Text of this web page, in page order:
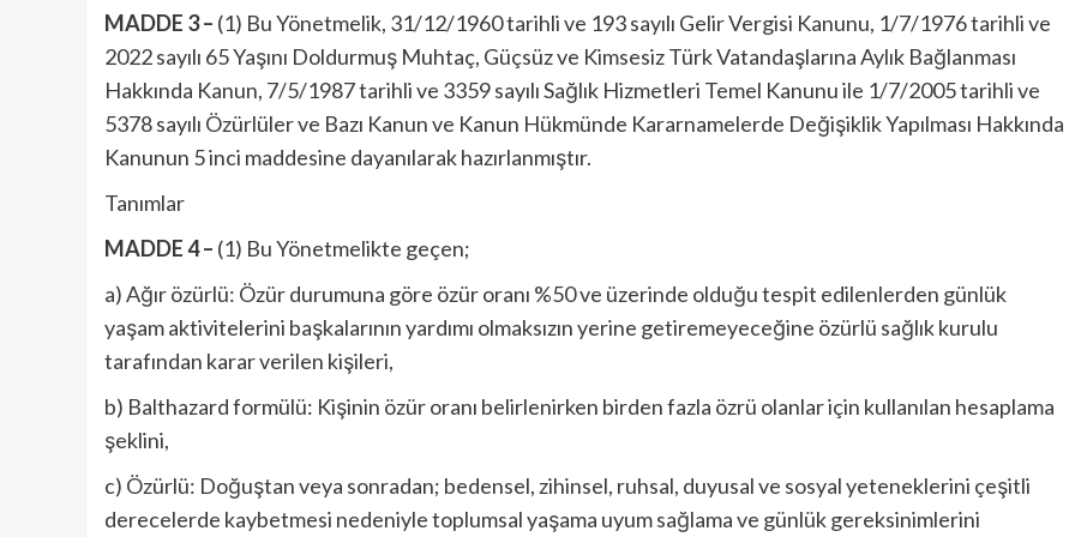
MADDE 3 – (1) Bu Yönetmelik, 31/12/1960 tarihli ve 193 sayılı Gelir Vergisi Kanunu, 1/7/1976 tarihli ve
2022 sayılı 65 Yaşını Doldurmuş Muhtaç, Güçsüz ve Kimsesiz Türk Vatandaşlarına Aylık Bağlanması
Hakkında Kanun, 7/5/1987 tarihli ve 3359 sayılı Sağlık Hizmetleri Temel Kanunu ile 1/7/2005 tarihli ve
5378 sayılı Özürlüler ve Bazı Kanun ve Kanun Hükmünde Kararnamelerde Değişiklik Yapılması Hakkında
Kanunun 5 inci maddesine dayanılarak hazırlanmıştır.
Tanımlar
MADDE 4 – (1) Bu Yönetmelikte geçen;
a) Ağır özürlü: Özür durumuna göre özür oranı %50 ve üzerinde olduğu tespit edilenlerden günlük
yaşam aktivitelerini başkalarının yardımı olmaksızın yerine getiremeyeceğine özürlü sağlık kurulu
tarafından karar verilen kişileri,
b) Balthazard formülü: Kişinin özür oranı belirlenirken birden fazla özrü olanlar için kullanılan hesaplama
şeklini,
c) Özürlü: Doğuştan veya sonradan; bedensel, zihinsel, ruhsal, duyusal ve sosyal yeteneklerini çeşitli
derecelerde kaybetmesi nedeniyle toplumsal yaşama uyum sağlama ve günlük gereksinimlerini